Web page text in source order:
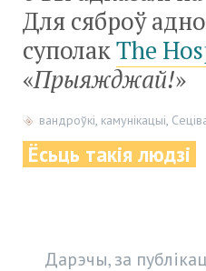
Для сяброў
суполакThe
«Прыяжджай!»
вандроўкі, камунікацыі,
Ёсьць такія людзі
Дарэчы, за